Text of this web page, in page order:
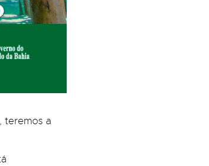
teremos a